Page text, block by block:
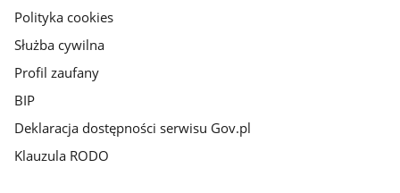
Polityka cookies
Służba cywilna
Profil zaufany
BIP
Deklaracja dostępności serwisu Gov.pl
Klauzula RODO